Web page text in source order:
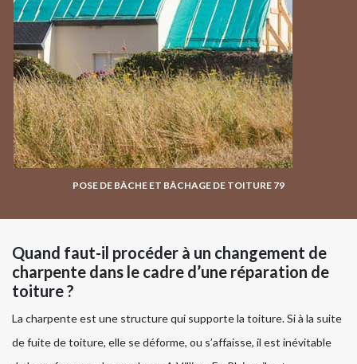
POSE DE BÂCHE ET BÂCHAGE DE TOITURE 79
Quand faut-il procéder à un changement de
charpente dans le cadre d’une réparation de
toiture ?
La charpente est une structure qui supporte la toiture. Si à la suite
de fuite de toiture, elle se déforme, ou s’affaisse, il est inévitable